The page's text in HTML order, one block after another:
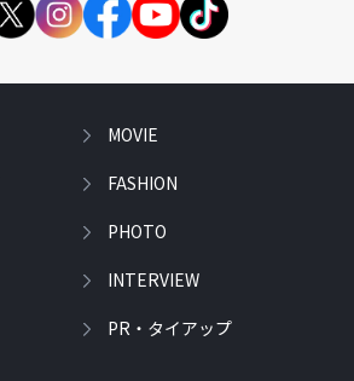
MOVIE
FASHION
PHOTO
INTERVIEW
PR・タイアップ